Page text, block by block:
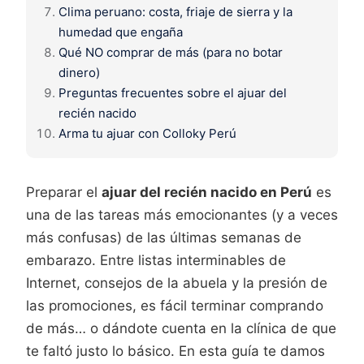
Clima peruano: costa, friaje de sierra y la
humedad que engaña
Qué NO comprar de más (para no botar
dinero)
Preguntas frecuentes sobre el ajuar del
recién nacido
Arma tu ajuar con Colloky Perú
Preparar el ajuar del recién nacido en Perú es
una de las tareas más emocionantes (y a veces
más confusas) de las últimas semanas de
embarazo. Entre listas interminables de
Internet, consejos de la abuela y la presión de
las promociones, es fácil terminar comprando
de más… o dándote cuenta en la clínica de que
te faltó justo lo básico. En esta guía te damos